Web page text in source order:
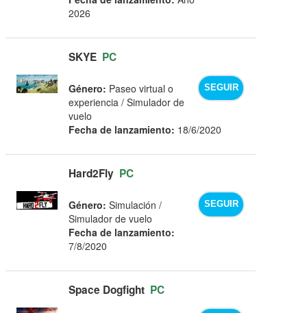
2026
SKYE PC
SEGUIR
Género: Paseo virtual o
experiencia / Simulador de
vuelo
Fecha de lanzamiento: 18/6/2020
Hard2Fly PC
SEGUIR
Género: Simulación /
Simulador de vuelo
Fecha de lanzamiento:
7/8/2020
Space Dogfight PC